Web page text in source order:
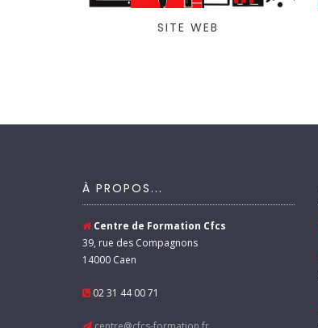
SITE WEB
À PROPOS...
Centre de Formation Cfcs
39, rue des Compagnons
14000 Caen
02 31 44 00 71